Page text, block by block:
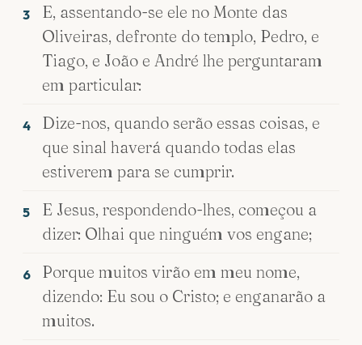
3
E, assentando-se ele no Monte das
Oliveiras, defronte do templo, Pedro, e
Tiago, e João e André lhe perguntaram
em particular:
4
Dize-nos, quando serão essas coisas, e
que sinal haverá quando todas elas
estiverem para se cumprir.
5
E Jesus, respondendo-lhes, começou a
dizer: Olhai que ninguém vos engane;
6
Porque muitos virão em meu nome,
dizendo: Eu sou o Cristo; e enganarão a
muitos.